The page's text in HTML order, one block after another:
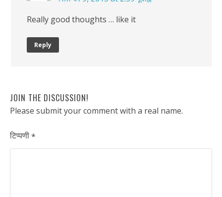
Really good thoughts … like it
Reply
JOIN THE DISCUSSION!
Please submit your comment with a real name.
टिप्पणी*